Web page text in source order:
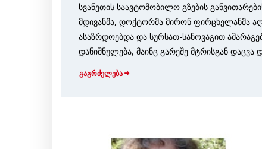
სვანეთის საავტომობილო გზების
მდივანმა, დოქტორმა მირონ ფირცხელანმა
ასაზრდოებდა და სურსათ-სანოვაგით
დანიშნულება, მაინც გარეშე მტრისგან დაცვა
გაგრძელება